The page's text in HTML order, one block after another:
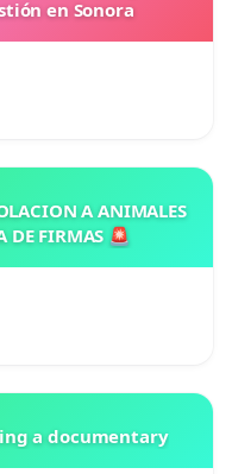
en Sonora
A ANIMALES
DE FIRMAS 🚨
a documentary